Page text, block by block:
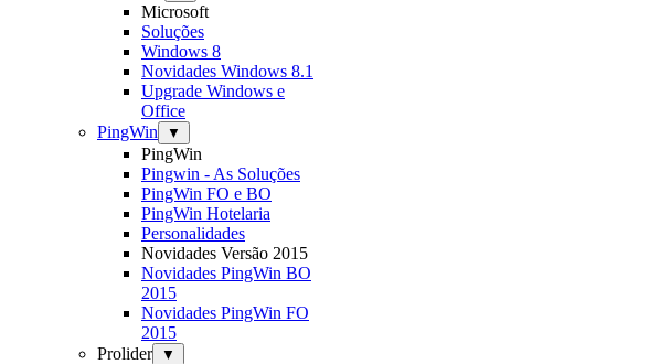
Microsoft
Soluções
Windows 8
Novidades Windows 8.1
Upgrade Windows e
Office
PingWin
▼
PingWin
Pingwin - As Soluções
PingWin FO e BO
PingWin Hotelaria
Personalidades
Novidades Versão 2015
Novidades PingWin BO
2015
Novidades PingWin FO
2015
Prolider
▼